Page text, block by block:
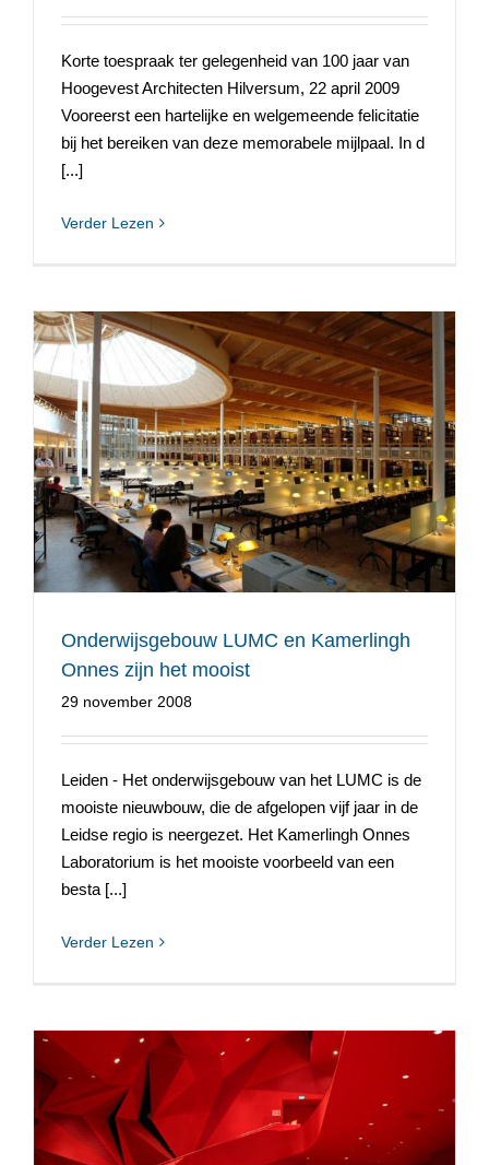
Korte toespraak ter gelegenheid van 100 jaar van
Hoogevest Architecten Hilversum, 22 april 2009
Vooreerst een hartelijke en welgemeende felicitatie
bij het bereiken van deze memorabele mijlpaal. In d
[...]
Verder Lezen
Onderwijsgebouw LUMC en Kamerlingh Onnes zijn
het mooist
Onderwijsgebouw LUMC en Kamerlingh
Onnes zijn het mooist
29 november 2008
Leiden - Het onderwijsgebouw van het LUMC is de
mooiste nieuwbouw, die de afgelopen vijf jaar in de
Leidse regio is neergezet. Het Kamerlingh Onnes
Laboratorium is het mooiste voorbeeld van een
besta [...]
Verder Lezen